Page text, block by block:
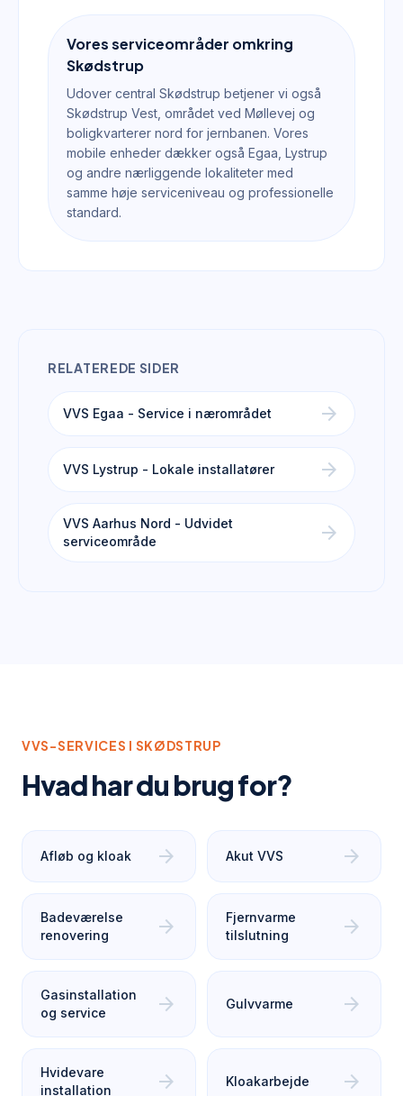
Vores serviceområder omkring
Skødstrup
Udover central Skødstrup betjener vi også
Skødstrup Vest, området ved Møllevej og
boligkvarterer nord for jernbanen. Vores
mobile enheder dækker også Egaa, Lystrup
og andre nærliggende lokaliteter med
samme høje serviceniveau og professionelle
standard.
RELATEREDE SIDER
VVS Egaa - Service i nærområdet arrow_forward
VVS Lystrup - Lokale installatører arrow_forward
VVS Aarhus Nord - Udvidet
serviceområde
arrow_forward
VVS-SERVICES I SKØDSTRUP
Hvad har du brug for?
Afløb og kloak arrow_forward Akut VVS arrow_forward
Badeværelse
renovering
arrow_forward
Fjernvarme
tilslutning
arrow_forward
Gasinstallation
og service
arrow_forward Gulvvarme arrow_forward
Hvidevare
installation
arrow_forward Kloakarbejde arrow_forward